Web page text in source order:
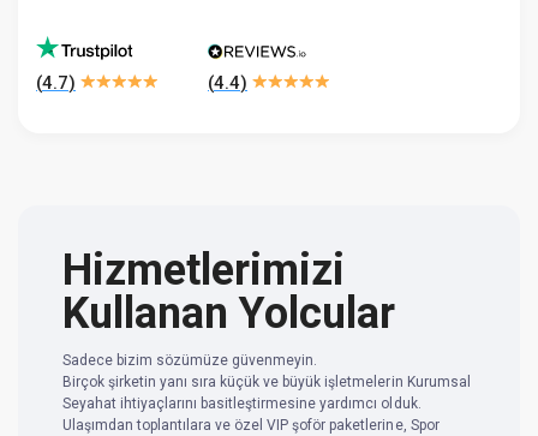
(4.7) (4.4)
Hizmetlerimizi
Kullanan Yolcular
Sadece bizim sözümüze güvenmeyin.
Birçok şirketin yanı sıra küçük ve büyük işletmelerin Kurumsal
Seyahat ihtiyaçlarını basitleştirmesine yardımcı olduk.
Ulaşımdan toplantılara ve özel VIP şoför paketlerine, Spor